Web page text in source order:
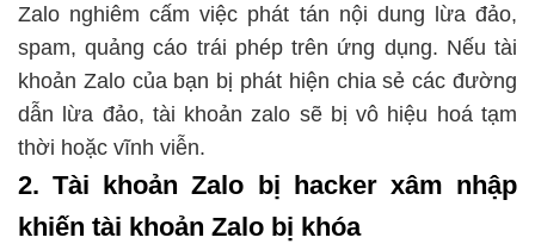
Zalo nghiêm cấm việc phát tán nội dung lừa đảo,
spam, quảng cáo trái phép trên ứng dụng. Nếu tài
khoản Zalo của bạn bị phát hiện chia sẻ các đường
dẫn lừa đảo, tài khoản zalo sẽ bị vô hiệu hoá tạm
thời hoặc vĩnh viễn.
2. Tài khoản Zalo bị hacker xâm nhập
khiến tài khoản Zalo bị khóa